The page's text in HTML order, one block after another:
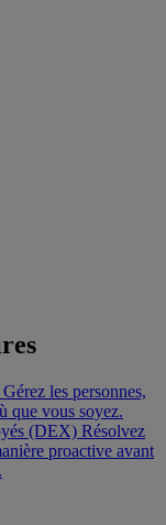
Gérez les personnes,
que vous soyez.
(DEX) Résolvez
proactive avant